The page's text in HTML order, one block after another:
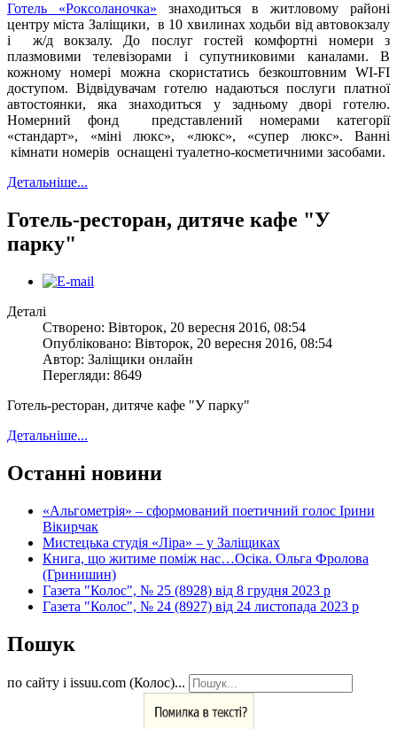
Готель «Роксоланочка» знаходиться в житловому районі
центру міста Заліщики, в 10 хвилинах ходьби від автовокзалу
і ж/д вокзалу. До послуг гостей комфортні номери з
плазмовими телевізорами і супутниковими каналами. В
кожному номері можна скористатись безкоштовним WI-FI
доступом. Відвідувачам готелю надаються послуги платної
автостоянки, яка знаходиться у задньому дворі готелю.
Номерний фонд представлений номерами категорії
«стандарт», «міні люкс», «люкс», «супер люкс». Ванні
кімнати номерів оснащені туалетно-косметичними засобами.
Детальніше...
Готель-ресторан, дитяче кафе "У
парку"
Деталі
Створено: Вівторок, 20 вересня 2016, 08:54
Опубліковано: Вівторок, 20 вересня 2016, 08:54
Автор: Заліщики онлайн
Перегляди: 8649
Готель-ресторан, дитяче кафе "У парку"
Детальніше...
Останні новини
«Альгометрія» – сформований поетичний голос Ірини
Вікирчак
Мистецька студія «Ліра» – у Заліщиках
Книга, що житиме поміж нас…Осіка. Ольга Фролова
(Гринишин)
Газета "Колос", № 25 (8928) від 8 грудня 2023 р
Газета "Колос", № 24 (8927) від 24 листопада 2023 р
Пошук
по сайту і issuu.com (Колос)...